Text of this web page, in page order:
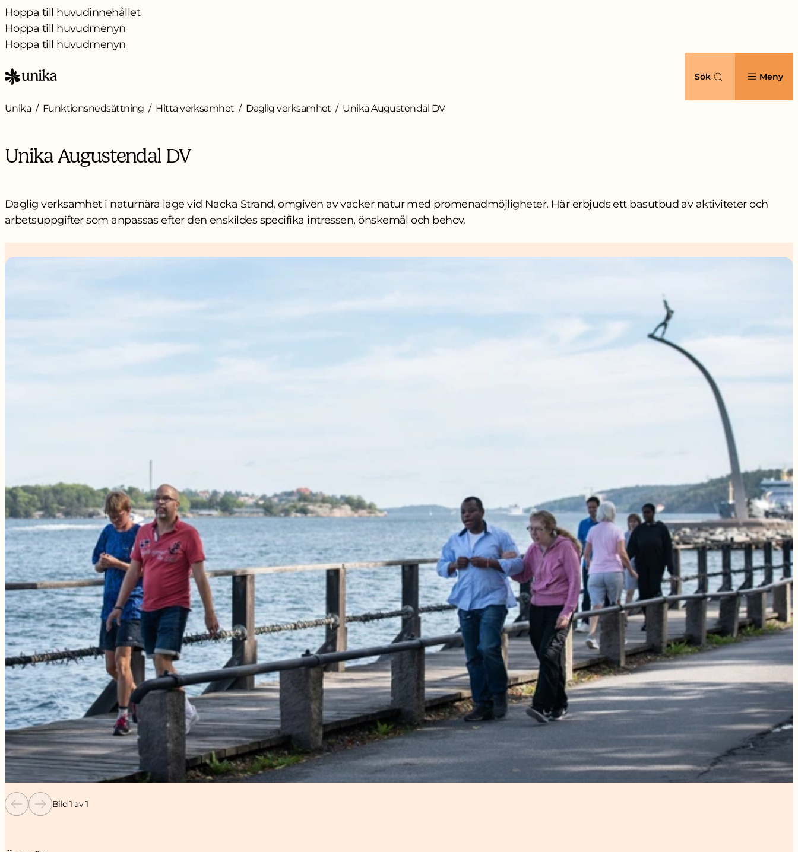
Hoppa till huvudinnehållet
Hoppa till huvudmenyn
Hoppa till huvudmenyn
Sök Meny
Unika Funktionsnedsättning Hitta verksamhet Daglig verksamhet Unika Augustendal DV
Unika Augustendal DV
Daglig verksamhet i naturnära läge vid Nacka Strand, omgiven av vacker natur med promenadmöjligheter. Här erbjuds ett basutbud av aktiviteter och
arbetsuppgifter som anpassas efter den enskildes specifika intressen, önskemål och behov.
Bild 1 av 1